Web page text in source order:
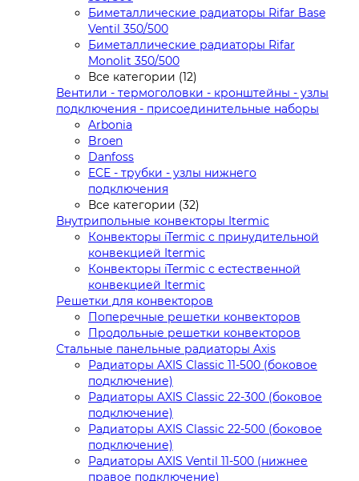
Биметаллические радиаторы Rifar Base
Ventil 350/500
Биметаллические радиаторы Rifar
Monolit 350/500
Все категории (12)
Вентили - термоголовки - кронштейны - узлы
подключения - присоединительные наборы
Arbonia
Broen
Danfoss
ECE - трубки - узлы нижнего
подключения
Все категории (32)
Внутрипольные конвекторы Itermic
Конвекторы iTermic c принудительной
конвекцией Itermic
Конвекторы iTermic с естественной
конвекцией Itermic
Решетки для конвекторов
Поперечные решетки конвекторов
Продольные решетки конвекторов
Стальные панельные радиаторы Axis
Радиаторы AXIS Classic 11-500 (боковое
подключение)
Радиаторы AXIS Classic 22-300 (боковое
подключение)
Радиаторы AXIS Classic 22-500 (боковое
подключение)
Радиаторы AXIS Ventil 11-500 (нижнее
правое подключение)